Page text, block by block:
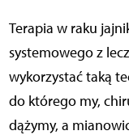
Terapia w raku
systemowego z
wykorzystać taką
do którego my,
dążymy, a